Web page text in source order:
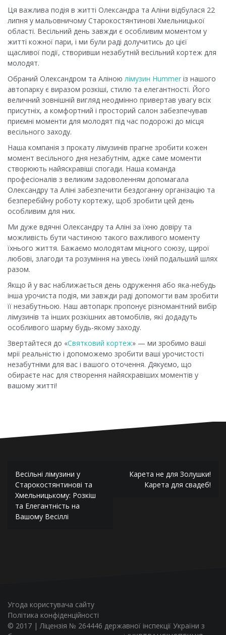
Ця важлива подія в житті Олександра та Аліни відбулася 22
липня у мальовничому Старокостянтинові Хмельницької
області. Весільний день завжди є особливим моментом у
житті кожної пари, і ми були раді долучитись до цієї
щасливої події, створивши незабутній весільний кортеж для
молодят.
Обраний Олександром та Аліною лімузин Hummer із нашого
автопарку є виразом розкіші, стилю та елегантності. Його
величний зовнішній вигляд неодмінно привертав увагу всіх
присутніх, а комфортний і просторий салон забезпечував
приємні моменти для молодят під час подорожі до місця
весільного заходу.
Наша компанія з прокату лімузинів прагне зробити кожен
момент весільного дня незабутнім, адже саме моменти
створюють найяскравіші спогади. Наша команда
професіоналів з великим задоволенням допомагала
Олександру та Аліні забезпечити бездоганну організацію та
безперебійну роботу кортежу, щоб зробити цей день
особливим для них.
Ми дуже вдячні Олександру та Аліні за їхню довіру та
можливість бути частиною такого важливого моменту
їхнього життя. Бажаємо молодятам міцного союзу, щирої
любові, злагоди та розуміння на увесь їхній подальший шлях
разом.
Якщо й у вас наближається день одруження або яка-небудь
інша урочиста подія, ми завжди раді допомогти вам зробити
її незабутньою. Наш автопарк пропонує різноманітний вибір
лімузинів та інших розкішних автомобілів, які додадуть
особливого шарму будь-якому заходу.
Звертайтеся до «Святковий кортеж» — ми зробимо ваші
мрії реальністю і допоможемо зробити ваші урочистості
незабутніми для вас і вашого оточення. Дякуємо, що
обираєте нас для створення найяскравіших моментів у
вашому житті!
Навигация
по
записям
Весільні лімузини у
Старокостянтинові та
Хмельницькому: Розкіш
та Елегантність на
Вашому Весіллі
Карета не для Золушки!
Карета для свадеб!
Угода користувача сайту
Політика конфіденційності
© 2017 | Ліцензія № 264446 державної інспекції України з